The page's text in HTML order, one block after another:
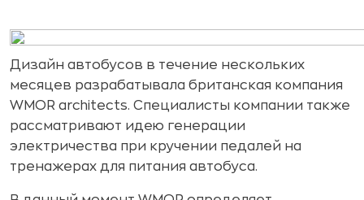
Дизайн автобусов в течение нескольких
месяцев разрабатывала британская компания
WMOR architects. Специалисты компании также
рассматривают идею генерации
электричества при кручении педалей на
тренажерах для питания автобуса.